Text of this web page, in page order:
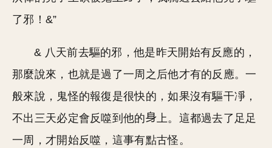
了邪！&”
& 八天前去驅的邪，他是昨天開始有反應的，
那麼說來，也就是過了一周之后他才有的反應。一
般來說，鬼怪的報復是很快的，如果沒有驅干凈，
不出三天必定會反噬到他的
上。這都過去了足足
一周，才開始反噬，這事有點古怪。